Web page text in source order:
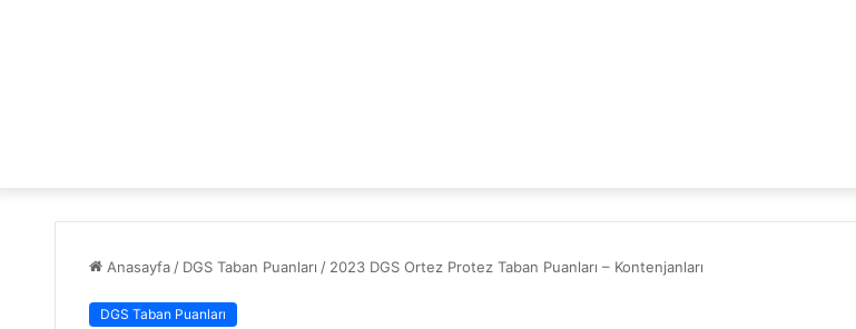
Anasayfa / DGS Taban Puanları / 2023 DGS Ortez Protez Taban Puanları – Kontenjanları
DGS Taban Puanları